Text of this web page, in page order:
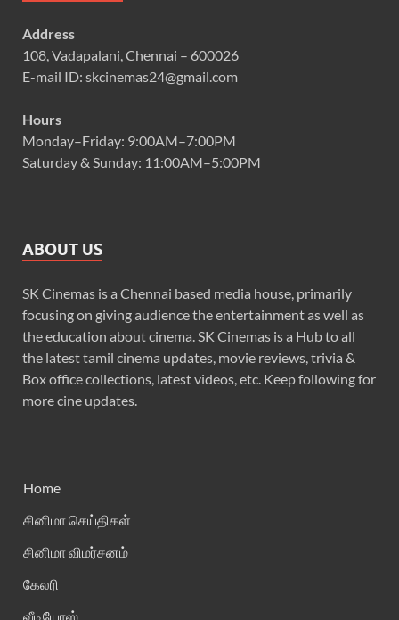
Address
108, Vadapalani, Chennai – 600026
E-mail ID: skcinemas24@gmail.com
Hours
Monday–Friday: 9:00AM–7:00PM
Saturday & Sunday: 11:00AM–5:00PM
ABOUT US
SK Cinemas is a Chennai based media house, primarily
focusing on giving audience the entertainment as well as
the education about cinema. SK Cinemas is a Hub to all
the latest tamil cinema updates, movie reviews, trivia &
Box office collections, latest videos, etc. Keep following for
more cine updates.
Home
சினிமா செய்திகள்
சினிமா விமர்சனம்
கேலரி
வீடியோஸ்